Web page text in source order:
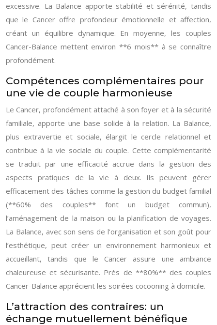
excessive. La Balance apporte stabilité et sérénité, tandis
que le Cancer offre profondeur émotionnelle et affection,
créant un équilibre dynamique. En moyenne, les couples
Cancer-Balance mettent environ **6 mois** à se connaître
profondément.
Compétences complémentaires pour
une vie de couple harmonieuse
Le Cancer, profondément attaché à son foyer et à la sécurité
familiale, apporte une base solide à la relation. La Balance,
plus extravertie et sociale, élargit le cercle relationnel et
contribue à la vie sociale du couple. Cette complémentarité
se traduit par une efficacité accrue dans la gestion des
aspects pratiques de la vie à deux. Ils peuvent gérer
efficacement des tâches comme la gestion du budget familial
(**60% des couples** font un budget commun),
l’aménagement de la maison ou la planification de voyages.
La Balance, avec son sens de l’organisation et son goût pour
l’esthétique, peut créer un environnement harmonieux et
accueillant, tandis que le Cancer assure une ambiance
chaleureuse et sécurisante. Près de **80%** des couples
Cancer-Balance apprécient les soirées cocooning à domicile.
L’attraction des contraires: un
échange mutuellement bénéfique